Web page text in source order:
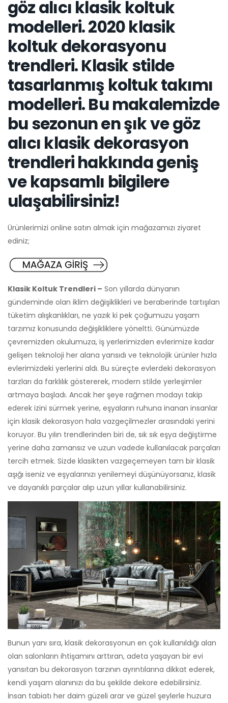
göz alıcı klasik koltuk
modelleri. 2020 klasik
koltuk dekorasyonu
trendleri. Klasik stilde
tasarlanmış koltuk takımı
modelleri. Bu makalemizde
bu sezonun en şık ve göz
alıcı klasik dekorasyon
trendleri hakkında geniş
ve kapsamlı bilgilere
ulaşabilirsiniz!
Ürünlerimizi online satın almak için mağazamızı ziyaret
ediniz;
Klasik Koltuk Trendleri – Son yıllarda dünyanın
gündeminde olan iklim değişiklikleri ve beraberinde tartışılan
tüketim alışkanlıkları, ne yazık ki pek çoğumuzu yaşam
tarzımız konusunda değişikliklere yöneltti. Günümüzde
çevremizden okulumuza, iş yerlerimizden evlerimize kadar
gelişen teknoloji her alana yansıdı ve teknolojik ürünler hızla
evlerimizdeki yerlerini aldı. Bu süreçte evlerdeki dekorasyon
tarzları da farklılık göstererek, modern stilde yerleşimler
artmaya başladı. Ancak her şeye rağmen modayı takip
ederek izini sürmek yerine, eşyaların ruhuna inanan insanlar
için klasik dekorasyon hala vazgeçilmezler arasındaki yerini
koruyor. Bu yılın trendlerinden biri de, sık sık eşya değiştirme
yerine daha zamansız ve uzun vadede kullanılacak parçaları
tercih etmek. Sizde klasikten vazgeçemeyen tam bir klasik
aşığı iseniz ve eşyalarınızı yenilemeyi düşünüyorsanız, klasik
ve dayanıklı parçalar alıp uzun yıllar kullanabilirsiniz.
Bunun yanı sıra, klasik dekorasyonun en çok kullanıldığı alan
olan salonların ihtişamını arttıran, adeta yaşayan bir evi
yansıtan bu dekorasyon tarzının ayrıntılarına dikkat ederek,
kendi yaşam alanınızı da bu şekilde dekore edebilirsiniz.
İnsan tabiatı her daim güzeli arar ve güzel şeylerle huzura